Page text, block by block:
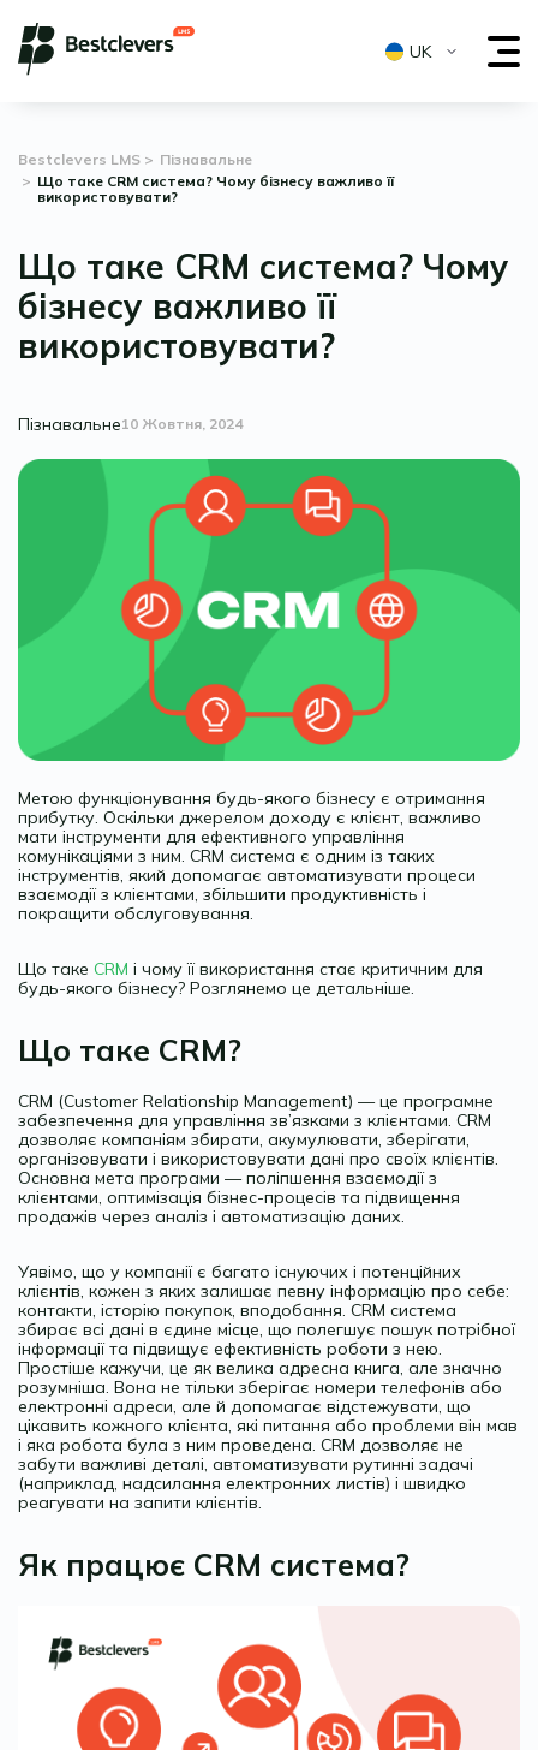
UK
Bestclevers LMS
Пізнавальне
Що таке CRM система? Чому бізнесу важливо її
використовувати?
Що таке CRM система? Чому
бізнесу важливо її
використовувати?
Пізнавальне10 Жовтня, 2024
Метою функціонування будь-якого бізнесу є отримання
прибутку. Оскільки джерелом доходу є клієнт, важливо
мати інструменти для ефективного управління
комунікаціями з ним. CRM система є одним із таких
інструментів, який допомагає автоматизувати процеси
взаємодії з клієнтами, збільшити продуктивність і
покращити обслуговування.
Що таке CRM і чому її використання стає критичним для
будь-якого бізнесу? Розглянемо це детальніше.
Що таке CRM?
CRM (Customer Relationship Management) — це програмне
забезпечення для управління зв’язками з клієнтами. CRM
дозволяє компаніям збирати, акумулювати, зберігати,
організовувати і використовувати дані про своїх клієнтів.
Основна мета програми — поліпшення взаємодії з
клієнтами, оптимізація бізнес-процесів та підвищення
продажів через аналіз і автоматизацію даних.
Уявімо, що у компанії є багато існуючих і потенційних
клієнтів, кожен з яких залишає певну інформацію про себе:
контакти, історію покупок, вподобання. CRM система
збирає всі дані в єдине місце, що полегшує пошук потрібної
інформації та підвищує ефективність роботи з нею.
Простіше кажучи, це як велика адресна книга, але значно
розумніша. Вона не тільки зберігає номери телефонів або
електронні адреси, але й допомагає відстежувати, що
цікавить кожного клієнта, які питання або проблеми він мав
і яка робота була з ним проведена. CRM дозволяє не
забути важливі деталі, автоматизувати рутинні задачі
(наприклад, надсилання електронних листів) і швидко
реагувати на запити клієнтів.
Як працює CRM система?